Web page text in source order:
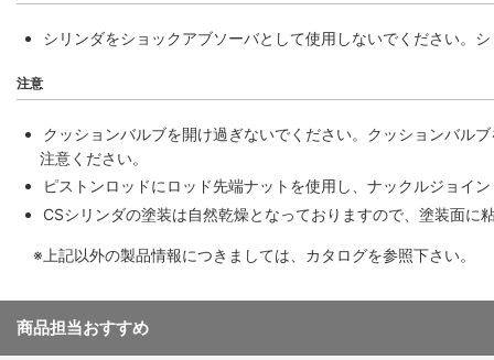
シリンダをショックアブソーバとして使用しないでください。
注意
クッションバルブを開け過ぎないでください。クッションバル
注意ください。
ピストンロッドにロッド先端ナットを使用し、ナックルジョイ
CSシリンダの塗装は自然乾燥となっておりますので、塗装面
※上記以外の製品情報につきましては、カタログを参照下さい。
商品担当おすすめ